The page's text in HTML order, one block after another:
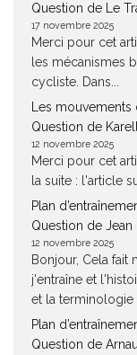
Question de Le
17 novembre 2025
Merci pour cet
les mécanismes
cycliste. Dans...
Les
Question de
12 novembre 2025
Merci pour cet
la suite : l'article
Plan
Question de
12 novembre 2025
Bonjour, Cela fait
j'entraîne et
et la terminologie
Plan
Question de